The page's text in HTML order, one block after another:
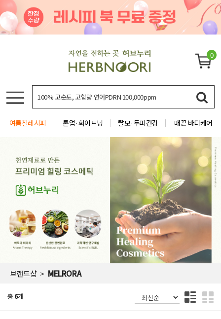
0
여름철레시피 톤업·화이트닝 탈모·두피건강 매끈 바디케어
브랜드샵 MELRORA
총 6개